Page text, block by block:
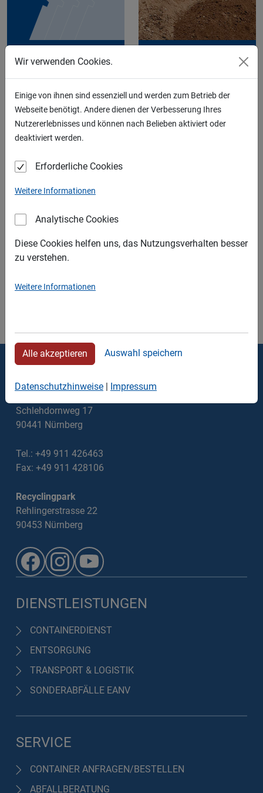
Thomas Walter Containerdienst
Schlehdornweg 17
90441 Nürnberg
Tel.: +49 911 426463
Fax: +49 911 428106
Recyclingpark
Rehlingerstrasse 22
90453 Nürnberg
DIENSTLEISTUNGEN
CONTAINERDIENST
ENTSORGUNG
TRANSPORT & LOGISTIK
SONDERABFÄLLE EANV
SERVICE
CONTAINER ANFRAGEN/BESTELLEN
ABFALLBERATUNG
Wir verwenden Cookies.
Einige von ihnen sind essenziell und werden zum Betrieb der
Webseite benötigt. Andere dienen der Verbesserung Ihres
Nutzererlebnisses und können nach Belieben aktiviert oder
deaktiviert werden.
Erforderliche Cookies
Weitere Informationen
Analytische Cookies
Diese Cookies helfen uns, das Nutzungsverhalten besser
zu verstehen.
Weitere Informationen
Alle akzeptieren Auswahl speichern
Datenschutzhinweise | Impressum